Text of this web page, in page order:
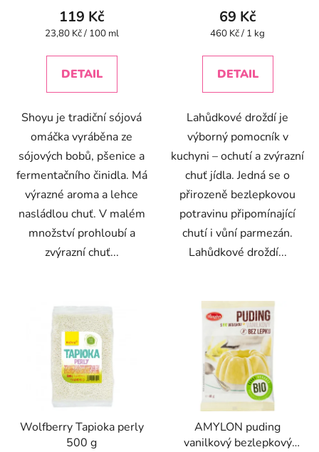
119 Kč
Měrná
23,80 Kč / 100 ml
DETAIL
Shoyu je tradiční sójová
omáčka vyráběna ze
sójových bobů, pšenice a
fermentačního činidla. Má
výrazné aroma a lehce
nasládlou chuť. V malém
množství prohloubí a
zvýrazní chuť...
produktu
je
z
69 Kč
Měrná
460 Kč / 1 kg
DETAIL
Lahůdkové droždí je
výborný pomocník v
kuchyni – ochutí a zvýrazní
chuť jídla. Jedná se o
přirozeně bezlepkovou
potravinu připomínající
chutí i vůní parmezán.
Lahůdkové droždí...
Wolfberry Tapioka perly
500 g
AMYLON puding
vanilkový bezlepkový